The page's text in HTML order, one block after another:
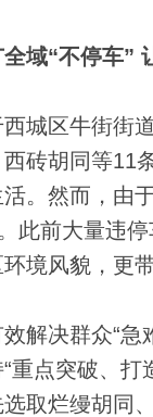
域“不停车”
区牛街街道
砖胡同等11
。然而，由
此前大量违
境风貌，更
决群众“急难
重点突破、打
取烂缦胡同